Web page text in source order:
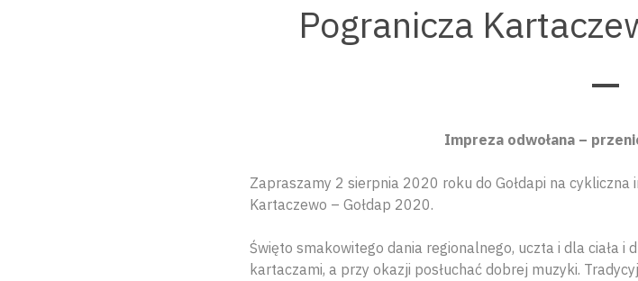
Pogranicza
Impreza odwołana –
Zapraszamy 2 sierpnia 2020 roku do Gołdapi na
Kartaczewo – Gołdap 2020.
Święto smakowitego dania regionalnego, uczta i dla ciała i
kartaczami, a przy okazji posłuchać dobrej muzyki.